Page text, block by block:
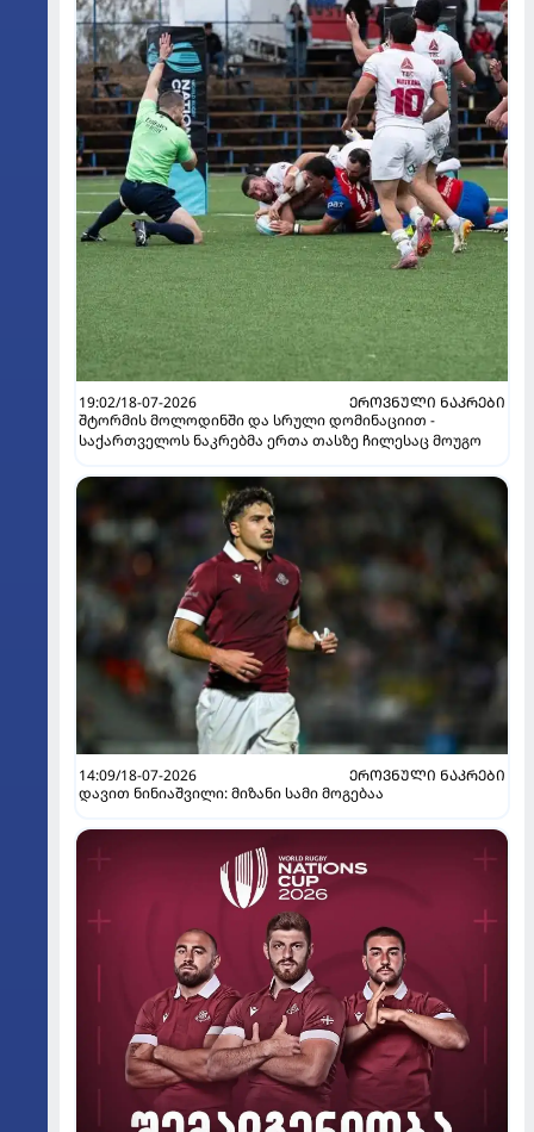
19:02/18-07-2026
ᲔᲠᲝᲕᲜᲣᲚᲘ ᲜᲐᲙᲠᲔᲑᲘ
შტორმის მოლოდინში და სრული დომინაციით -
საქართველოს ნაკრებმა ერთა თასზე ჩილესაც მოუგო
14:09/18-07-2026
ᲔᲠᲝᲕᲜᲣᲚᲘ ᲜᲐᲙᲠᲔᲑᲘ
დავით ნინიაშვილი: მიზანი სამი მოგებაა